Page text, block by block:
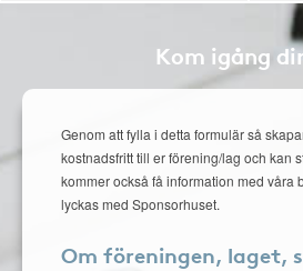
Kom igång
Genom att fylla i detta formulär så
kostnadsfritt till er förening/lag och kan
kommer också få information med våra
lyckas med Sponsorhuset.
Om föreningen, laget,